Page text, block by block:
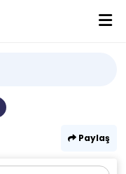
Paylaş